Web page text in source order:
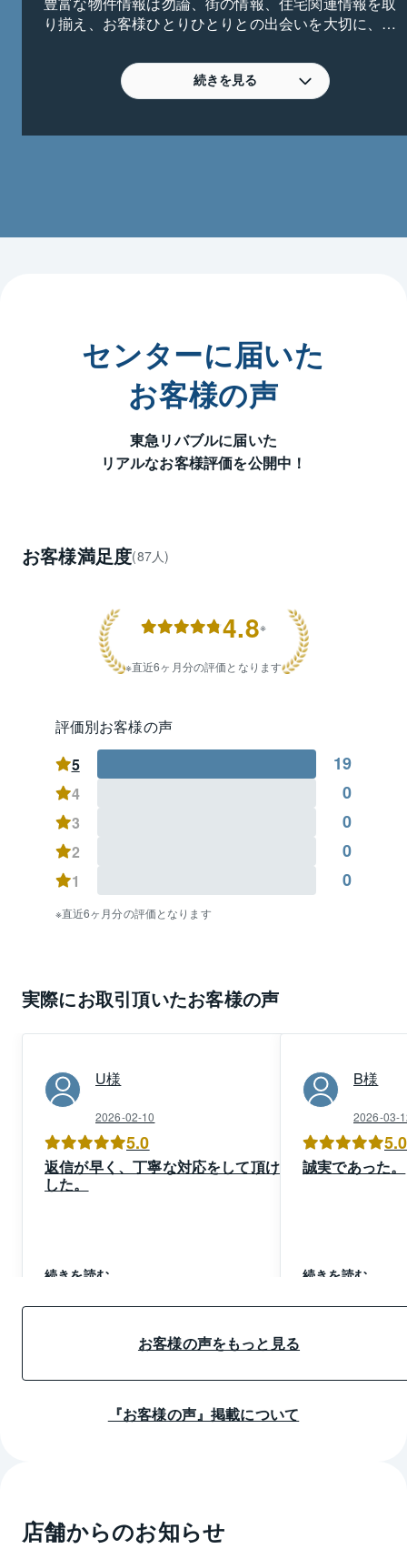
り揃え、お客様ひとりひとりとの出会いを大切に、皆
【こんなご相談お待ちしております。ぜひお気軽にご
しい。
皆様からのご相談を心よりお待ちしております。
続きを見る
センターに届いた
お客様の声
東急リバブルに届いた
リアルなお客様評価を公開中！
お客様満足度(87人)
4.8※
直近6ヶ月分の評価となります
評価別お客様の声
5
19
4 0
3 0
2 0
1 0
直近6ヶ月分の評価となります
実際にお取引頂いたお客様の声
U様
2026-02-10
5.0
返信が早く、丁寧な対応をして頂けま
した。
続きを読む
B様
2026-03-
5.0
誠実であった。
続きを読む
お客様の声をもっと見る
『お客様の声』掲載について
店舗からのお知らせ